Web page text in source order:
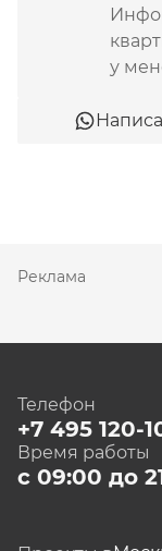
у
Реклама
Телефон
+7 495 120-
Время работы
с 09:00 до